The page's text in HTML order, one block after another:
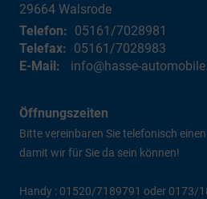
29664 Walsrode
Telefon: 05161/7028981
Telefax: 05161/7028983
E-Mail:
info@hasse-
Öffnungszeiten
Bitte vereinbaren Sie telefonisch
damit wir für Sie da sein können!
Handy : 01520/7189791 oder 0173/